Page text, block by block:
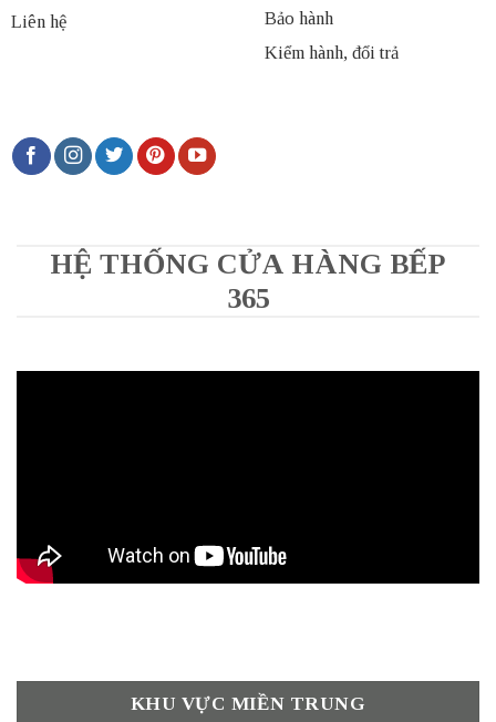
Liên hệ
Bảo hành
Kiểm hành, đổi trả
HỆ THỐNG CỬA HÀNG BẾP
365
KHU VỰC MIỀN TRUNG